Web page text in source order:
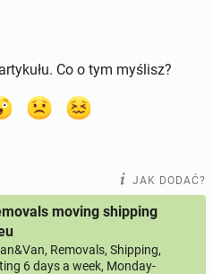
Co o tym myślisz?
JAK DODAĆ?
moving shipping
Removals, Shipping,
6 days a week, Monday-